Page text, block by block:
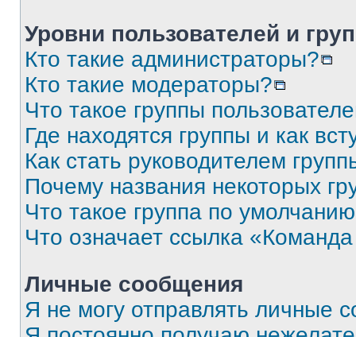
Уровни пользователей и
Кто такие администраторы?
Кто такие модераторы?
Что такое группы
Где находятся группы и как
Как стать руководителем
Почему названия некоторых
Что такое группа по
Что означает ссылка
Личные сообщения
Я не могу отправлять личные